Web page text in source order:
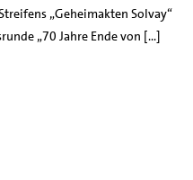
„Geheimakten Solvay“
„70 Jahre Ende von […]